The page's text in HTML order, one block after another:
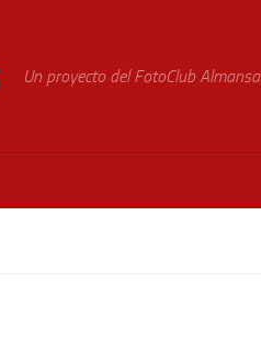
Un proyecto del FotoClub Almansa